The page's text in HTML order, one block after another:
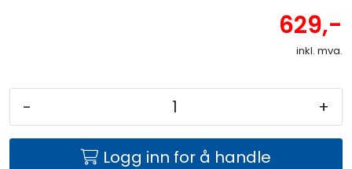
629,-
inkl. mva.
- +
Logg inn for å handle